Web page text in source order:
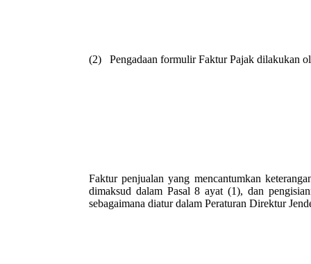
(2) Pengadaan formulir Faktur Pajak dilakukan
Faktur penjualan yang mencantumkan
dimaksud dalam Pasal 8 ayat (1), dan
sebagaimana diatur dalam Peraturan Direktur